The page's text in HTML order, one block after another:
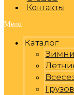
Контакты
Menu
Каталог